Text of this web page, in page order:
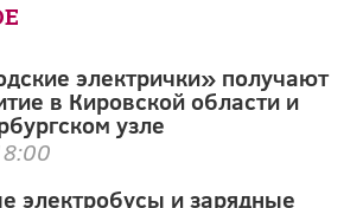
электрички» получают
в Кировской области и
узле
электробусы и зарядные